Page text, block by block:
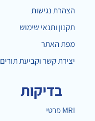
הצהרת נגישות
תקנון ותנאי שימוש
מפת האתר
יצירת קשר וקביעת תורים
בדיקות
MRI פרטי